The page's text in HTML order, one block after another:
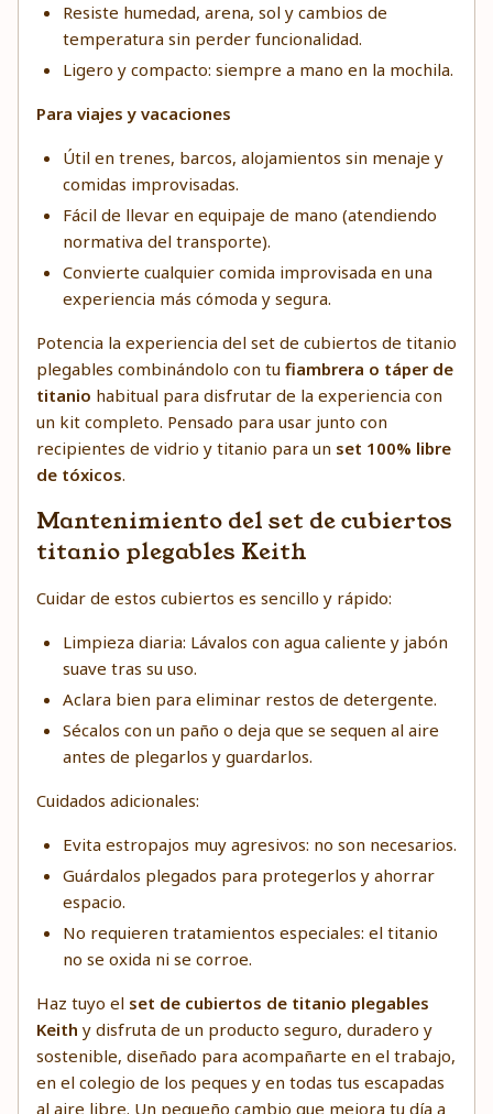
Resiste humedad, arena, sol y cambios de
temperatura sin perder funcionalidad.
Ligero y compacto: siempre a mano en la mochila.
Para viajes y vacaciones
Útil en trenes, barcos, alojamientos sin menaje y
comidas improvisadas.
Fácil de llevar en equipaje de mano (atendiendo
normativa del transporte).
Convierte cualquier comida improvisada en una
experiencia más cómoda y segura.
Potencia la experiencia del set de cubiertos de titanio
plegables combinándolo con tu fiambrera o táper de
titanio habitual para disfrutar de la experiencia con
un kit completo. Pensado para usar junto con
recipientes de vidrio y titanio para un set 100% libre
de tóxicos.
Mantenimiento del set de cubiertos
titanio plegables Keith
Cuidar de estos cubiertos es sencillo y rápido:
Limpieza diaria: Lávalos con agua caliente y jabón
suave tras su uso.
Aclara bien para eliminar restos de detergente.
Sécalos con un paño o deja que se sequen al aire
antes de plegarlos y guardarlos.
Cuidados adicionales:
Evita estropajos muy agresivos: no son necesarios.
Guárdalos plegados para protegerlos y ahorrar
espacio.
No requieren tratamientos especiales: el titanio
no se oxida ni se corroe.
Haz tuyo el set de cubiertos de titanio plegables
Keith y disfruta de un producto seguro, duradero y
sostenible, diseñado para acompañarte en el trabajo,
en el colegio de los peques y en todas tus escapadas
al aire libre. Un pequeño cambio que mejora tu día a